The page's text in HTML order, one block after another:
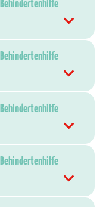
Behindertenhilfe
Behindertenhilfe
Behindertenhilfe
Behindertenhilfe